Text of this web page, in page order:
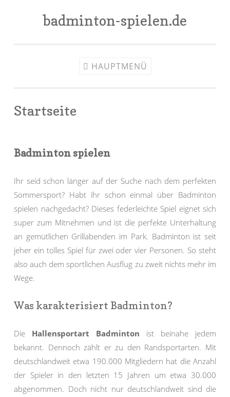
Zum Inhalt springen
badminton-spielen.de
HAUPTMENÜ
Startseite
Badminton spielen
Ihr seid schon länger auf der Suche nach dem perfekten
Sommersport? Habt ihr schon einmal über Badminton
spielen nachgedacht? Dieses federleichte Spiel eignet sich
super zum Mitnehmen und ist die perfekte Unterhaltung
an gemütlichen Grillabenden im Park. Badminton ist seit
jeher ein tolles Spiel für zwei oder vier Personen. So steht
also auch dem sportlichen Ausflug zu zweit nichts mehr im
Wege.
Was karakterisiert Badminton?
Die Hallensportart Badminton ist beinahe jedem
bekannt. Dennoch zählt er zu den Randsportarten. Mit
deutschlandweit etwa 190.000 Mitgliedern hat die Anzahl
der Spieler in den letzten 15 Jahren um etwa 30.000
abgenommen. Doch nicht nur deutschlandweit sind die